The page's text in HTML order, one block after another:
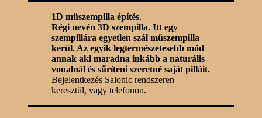
1D műszempilla építés.
Régi nevén 3D szempilla. Itt egy
szempillára egyetlen szál műszempilla
kerül. Az egyik legtermészetesebb mód
annak aki maradna inkább a naturális
vonalnál és sűríteni szeretné saját pilláit.
Bejelentkezés Salonic rendszeren
keresztül, vagy telefonon.